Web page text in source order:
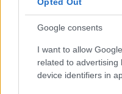
Google consents
I want to allow
related to advertising
device identifiers in
Iconico e
merita il podio.
gruppo Allianz, è
Arena. Tuttavia, lo